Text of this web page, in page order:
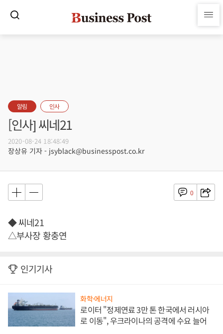
알림 인사
[인사] 씨네21
2020-08-24 18:48:49
장상유 기자 - jsyblack@businesspost.co.kr
0
◆ 씨네21
△부사장 황충연
인기기사
화학·에너지
로이터 "정제연료 3만 톤 한국에서 러시아
로 이동", 우크라이나의 공격에 수요 늘어